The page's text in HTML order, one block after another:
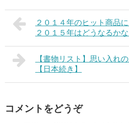
２０１４年のヒット商品
２０１５年はどうなるかな
【書物リスト】思い入れ
【日本続き】
コメントをどうぞ